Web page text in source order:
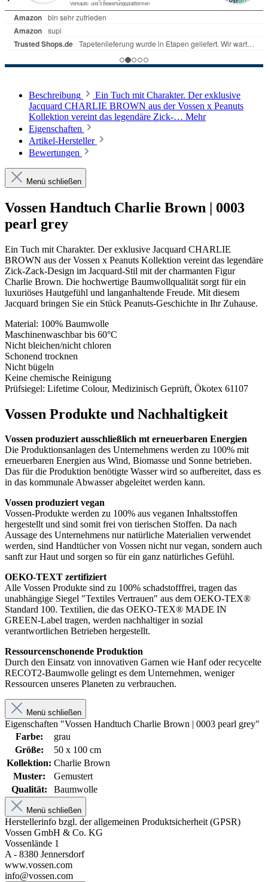
Beschreibung
Ein Tuch mit Charakter. Der exklusive
Jacquard CHARLIE BROWN aus der Vossen x Peanuts
Kollektion vereint das legendäre Zick-… Mehr
Eigenschaften
Artikel-Hersteller
Bewertungen
Menü schließen
Vossen Handtuch Charlie Brown | 0003
pearl grey
Ein Tuch mit Charakter. Der exklusive Jacquard CHARLIE
BROWN aus der Vossen x Peanuts Kollektion vereint das legendäre
Zick-Zack-Design im Jacquard-Stil mit der charmanten Figur
Charlie Brown. Die hochwertige Baumwollqualität sorgt für ein
luxuriöses Hautgefühl und langanhaltende Freude. Mit diesem
Jacquard bringen Sie ein Stück Peanuts-Geschichte in Ihr Zuhause.
Material: 100% Baumwolle
Maschinenwaschbar bis 60°C
Nicht bleichen/nicht chloren
Schonend trocknen
Nicht bügeln
Keine chemische Reinigung
Prüfsiegel: Lifetime Colour, Medizinisch Geprüft, Ökotex 61107
Vossen Produkte und Nachhaltigkeit
Vossen produziert ausschließlich mt erneuerbaren Energien
Die Produktionsanlagen des Unternehmens werden zu 100% mit
erneuerbaren Energien aus Wind, Biomasse und Sonne betrieben.
Das für die Produktion benötigte Wasser wird so aufbereitet, dass es
in das kommunale Abwasser abgeleitet werden kann.
Vossen produziert vegan
Vossen-Produkte werden zu 100% aus veganen Inhaltsstoffen
hergestellt und sind somit frei von tierischen Stoffen. Da nach
Aussage des Unternehmens nur natürliche Materialien verwendet
werden, sind Handtücher von Vossen nicht nur vegan, sondern auch
sanft zur Haut und sorgen so für ein ganz natürliches Gefühl.
OEKO-TEXT zertifiziert
Alle Vossen Produkte sind zu 100% schadstofffrei, tragen das
unabhängige Siegel "Textiles Vertrauen" aus dem OEKO-TEX®
Standard 100. Textilien, die das OEKO-TEX® MADE IN
GREEN-Label tragen, werden nachhaltiger in sozial
verantwortlichen Betrieben hergestellt.
Ressourcenschonende Produktion
Durch den Einsatz von innovativen Garnen wie Hanf oder recycelte
RECOT2-Baumwolle gelingt es dem Unternehmen, weniger
Ressourcen unseres Planeten zu verbrauchen.
Menü schließen
Eigenschaften "Vossen Handtuch Charlie Brown | 0003 pearl grey"
Farbe:
grau
Größe:
50 x 100 cm
Kollektion: Charlie Brown
Muster:
Gemustert
Qualität:
Baumwolle
Menü schließen
Herstellerinfo bzgl. der allgemeinen Produktsicherheit (GPSR)
Vossen GmbH & Co. KG
Vossenlände 1
A - 8380 Jennersdorf
www.vossen.com
info@vossen.com